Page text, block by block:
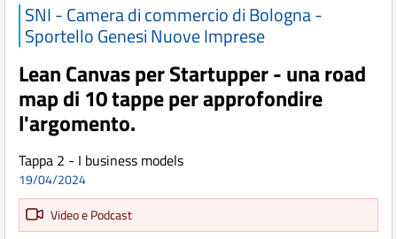
SNI - Camera di commercio di Bologna -
Sportello Genesi Nuove Imprese
Lean Canvas per Startupper - una road
map di 10 tappe per approfondire
l'argomento.
Tappa 2 - I business models
19/04/2024
Video e Podcast